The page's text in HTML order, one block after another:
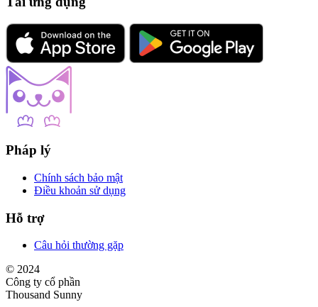
Pháp lý
Chính sách bảo mật
Điều khoản sử dụng
Hỗ trợ
Câu hỏi thường gặp
© 2024
Công ty cổ phần
Thousand Sunny